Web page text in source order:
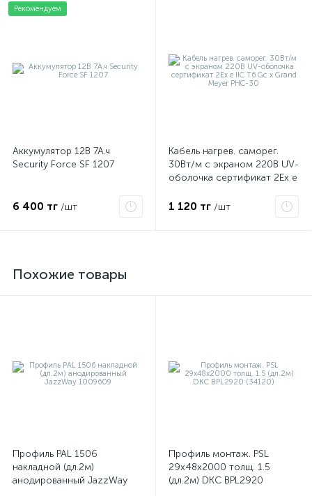
Рекомендуем
Аккумулятор 12В 7А.ч
Security Force SF 1207
6 400 тг /шт
Кабель нагрев. саморег.
30Вт/м с экраном 220В UV-
оболочка сертификат 2Ex e
PHC-30
1 120 тг /шт
Похожие товары
Профиль PAL 1506
накладной (дл.2м)
анодированный JazzWay
Профиль монтаж. PSL
29х48х2000 толщ. 1.5
(дл.2м) DKC BPL2920